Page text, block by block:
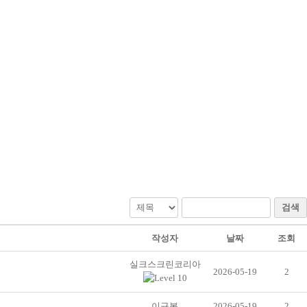
검색
작성자 날짜 조회
실크스크린코리아
2026-05-19 2